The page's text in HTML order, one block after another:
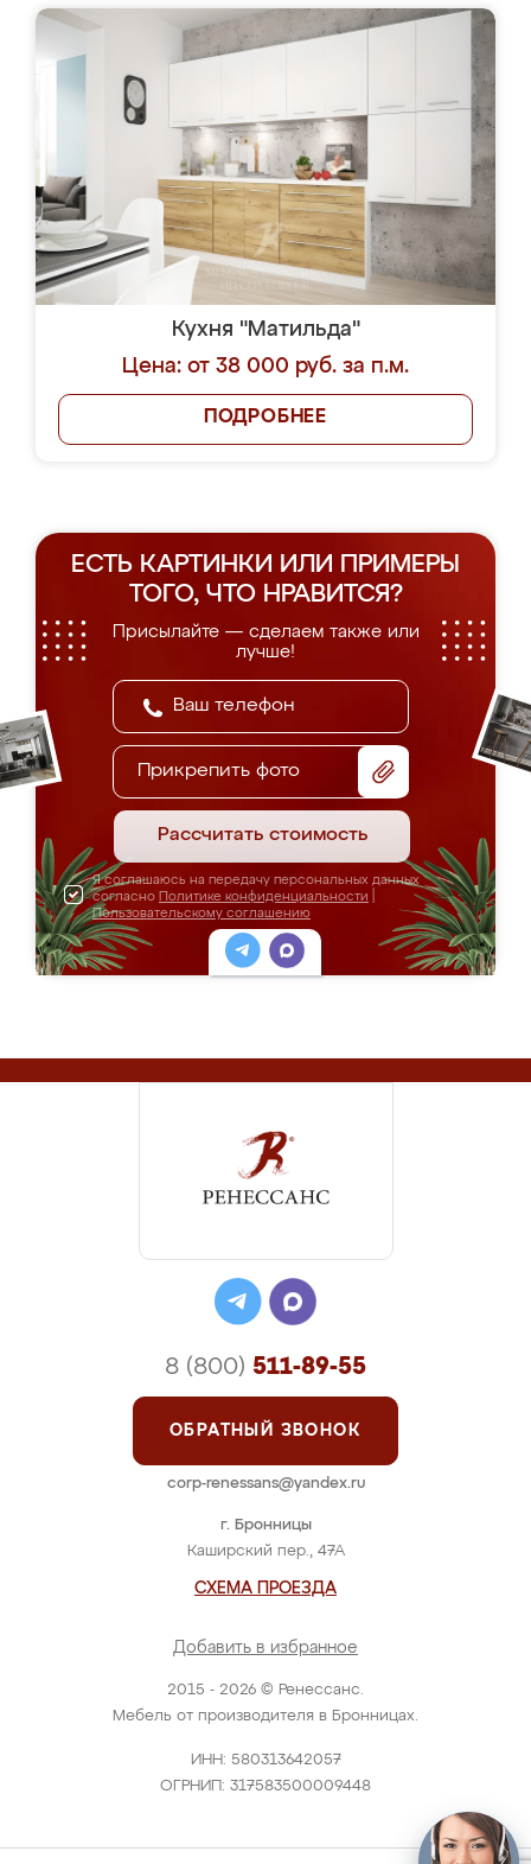
Кухня "Матильда"
Цена: от 38 000 руб. за п.м.
ПОДРОБНЕЕ
ЕСТЬ КАРТИНКИ ИЛИ ПРИМЕРЫ
ТОГО, ЧТО НРАВИТСЯ?
Присылайте — сделаем также или
лучше!
Прикрепить фото
Рассчитать стоимость
Я соглашаюсь на передачу персональных данных
согласно Политике конфиденциальности
Пользовательскому соглашению
2015 - 2026 © Ренессанс.
Мебель от производителя в Бронницах.
ИНН: 580313642057
ОГРНИП: 317583500009448
г. Бронницы
Каширский пер., 47А
СХЕМА ПРОЕЗДА
Добавить в избранное
8 (800) 511-89-55
ОБРАТНЫЙ ЗВОНОК
corp-renessans@yandex.ru